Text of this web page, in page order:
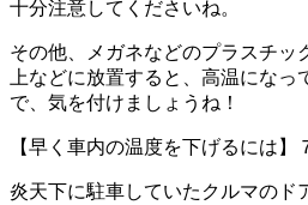
十分注意してくださいね。
その他、メガネなどのプラスチッ
上などに放置すると、高温にな
で、気を付けましょうね！
【早く車内の温度を下げるには】
炎天下に駐車していたクルマのド